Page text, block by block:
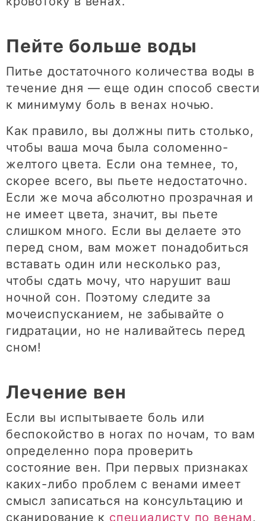
Пейте больше воды
Питье достаточного количества воды в
течение дня — еще один способ свести
к минимуму боль в венах ночью.
Как правило, вы должны пить столько,
чтобы ваша моча была соломенно-
желтого цвета. Если она темнее, то,
скорее всего, вы пьете недостаточно.
Если же моча абсолютно прозрачная и
не имеет цвета, значит, вы пьете
слишком много. Если вы делаете это
перед сном, вам может понадобиться
вставать один или несколько раз,
чтобы сдать мочу, что нарушит ваш
ночной сон. Поэтому следите за
мочеиспусканием, не забывайте о
гидратации, но не наливайтесь перед
сном!
Лечение вен
Если вы испытываете боль или
беспокойство в ногах по ночам, то вам
определенно пора проверить
состояние вен. При первых признаках
каких-либо проблем с венами имеет
смысл записаться на консультацию и
сканирование к специалисту по венам,